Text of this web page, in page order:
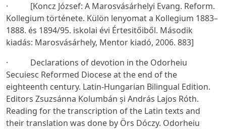
· [Koncz József: A Marosvásárhelyi Evang. Reform.
Kollegium története. Külön lenyomat a Kollegium 1883–
1888. és 1894/95. iskolai évi Értesitőiből. Második
kiadás: Marosvásárhely, Mentor kiadó, 2006. 883]
· Declarations of devotion in the Odorheiu
Secuiesc Reformed Diocese at the end of the
eighteenth century. Latin-Hungarian Bilingual Edition.
Editors Zsuzsánna Kolumbán și András Lajos Róth.
Reading for the transcription of the Latin texts and
their translation was done by Örs Dóczy. Odorheiu